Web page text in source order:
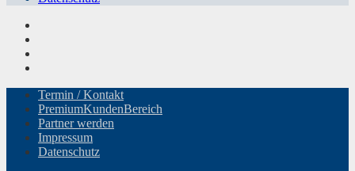
Termin / Kontakt
PremiumKundenBereich
Partner werden
Impressum
Datenschutz